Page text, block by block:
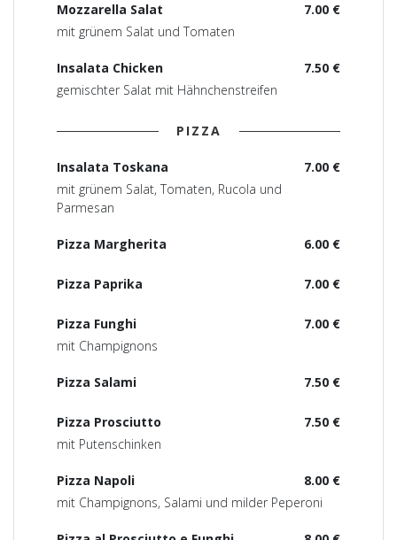
7.00 €
Mozzarella Salat
mit grünem Salat und Tomaten
7.50 €
Insalata Chicken
gemischter Salat mit Hähnchenstreifen
PIZZA
7.00 €
Insalata Toskana
mit grünem Salat, Tomaten, Rucola und
Parmesan
6.00 €
Pizza Margherita
7.00 €
Pizza Paprika
7.00 €
Pizza Funghi
mit Champignons
7.50 €
Pizza Salami
7.50 €
Pizza Prosciutto
mit Putenschinken
8.00 €
Pizza Napoli
mit Champignons, Salami und milder Peperoni